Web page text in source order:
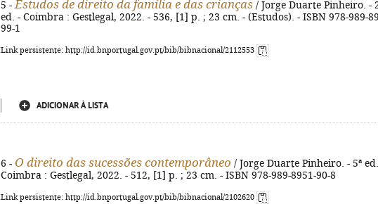
5 - Estudos de direito da família e das crianças / Jorge Duarte Pinheiro. -
ed. - Coimbra : Gestlegal, 2022. - 536, [1] p. ; 23 cm. - (Estudos). - ISBN 978-989-
99-1
Link persistente: http://id.bnportugal.gov.pt/bib/bibnacional/2112553
ADICIONAR À LISTA
6 - O direito das sucessões contemporâneo / Jorge Duarte Pinheiro. - 5ª
Coimbra : Gestlegal, 2022. - 512, [1] p. ; 23 cm. - ISBN 978-989-8951-90-8
Link persistente: http://id.bnportugal.gov.pt/bib/bibnacional/2102620